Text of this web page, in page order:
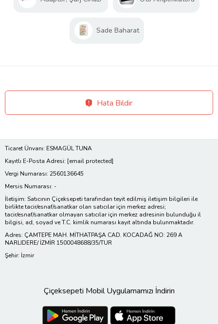
Sade Baharat
Hata Bildir
Ticaret Ünvanı: ESMAGÜL TUNA
Kayıtlı E-Posta Adresi: [email protected]
Vergi Numarası: 2560136645
Mersis Numarası: -
İletişim: Satıcının Çiçeksepeti tarafından teyit edilmiş iletişim bilgileri ile
birlikte tacir/esnaf/sanatkar olan satıcılar için merkez adresi;
tacir/esnaf/sanatkar olmayan satıcılar için merkez adresinin bulunduğu il
bilgisi, ad, soyad ve T.C. kimlik numarası kayıt altında bulunmaktadır.
Adres: ÇAMTEPE MAH. MİTHATPAŞA CAD. KOCADAĞ NO: 269 A
NARLIDERE/ İZMİR 1500048688/35/TUR
Şehir: İzmir
Çiçeksepeti Mobil Uygulamamızı İndirin